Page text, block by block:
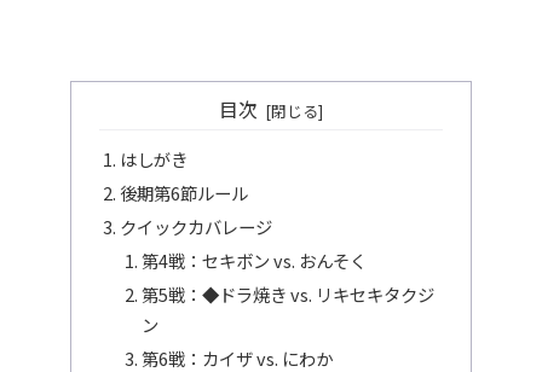
目次
はしがき
後期第6節ルール
クイックカバレージ
第4戦：セキボン vs. おんそく
第5戦：◆ドラ焼き vs. リキセキタクジ
ン
第6戦：カイザ vs. にわか